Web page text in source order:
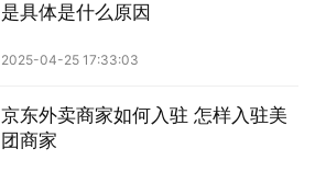
是具体是什么原因
2025-04-25 17:33:03
京东外卖商家如何入驻 怎样入驻美
团商家